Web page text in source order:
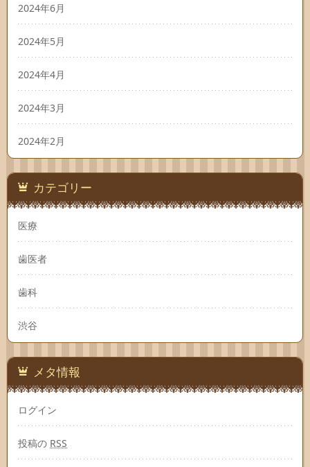
2024年6月
2024年5月
2024年4月
2024年3月
2024年2月
カテゴリー
医療
歯医者
歯科
渋谷
メタ情報
ログイン
投稿の RSS